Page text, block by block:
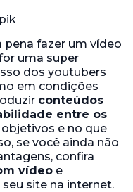
pena fazer um vídeo
uma super
dos youtubers
em condições
conteúdos
entre os
e no que
se você ainda não
confira
vídeo e
site na internet.